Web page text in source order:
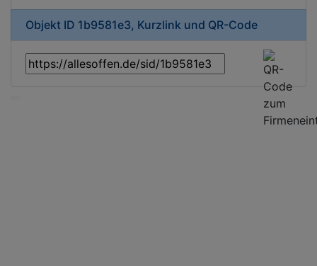
Objekt ID 1b9581e3, Kurzlink und QR-Code